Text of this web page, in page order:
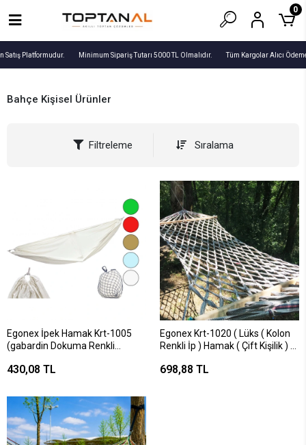
Satış Platformudur. Minimum Sipariş Tutarı 5000 TL Olmalıdır. Tüm Kargolar Alıcı
0
Bahçe Kişisel Ürünler
Filtreleme Sıralama
Egonex İpek Hamak Krt-1005
(gabardin Dokuma Renkli
(135x260cm) (200kg.taşıma)
430,08 TL
Egonex Krt-1020 ( Lüks ( Kolon
Renkli İp ) Hamak ( Çift Kişilik ) (
698,88 TL